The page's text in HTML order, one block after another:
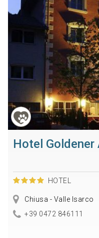
Hotel Goldener
HOTEL
Chiusa - Valle Isarco
+39 0472 846111